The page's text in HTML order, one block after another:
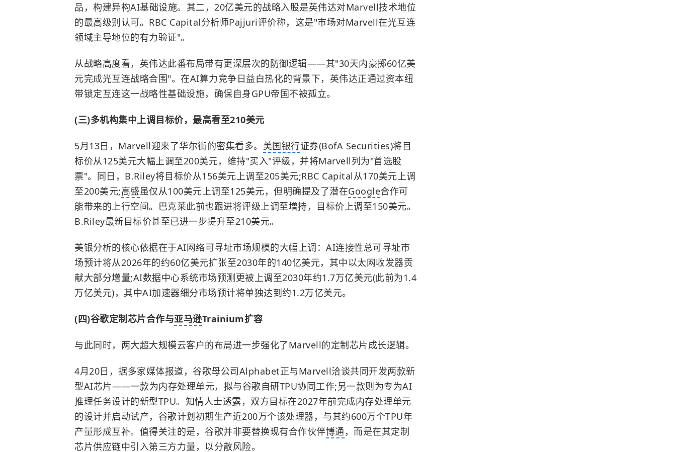
品，构建异构AI基础设施。其二，20亿美元的战略入股是英伟达对Marvell技术地位
的最高级别认可。RBC Capital分析师Pajjuri评价称，这是"市场对Marvell在光互连
领域主导地位的有力验证"。
从战略高度看，英伟达此番布局带有更深层次的防御逻辑——其"30天内豪掷60亿美
元完成光互连战略合围"。在AI算力竞争日益白热化的背景下，英伟达正通过资本纽
带锁定互连这一战略性基础设施，确保自身GPU帝国不被孤立。
(三)多机构集中上调目标价，最高看至210美元
5月13日，Marvell迎来了华尔街的密集看多。 美国银行证券(BofA Securities)将目
标价从125美元大幅上调至200美元，维持"买入"评级，并将Marvell列为"首选股
票"。同日，B.Riley将目标价从156美元上调至205美元;RBC Capital从170美元上调
至200美元;高盛虽仅从100美元上调至125美元，但明确提及了潜在Google合作可
能带来的上行空间。巴克莱此前也跟进将评级上调至增持，目标价上调至150美元。
B.Riley最新目标价甚至已进一步提升至210美元。
美银分析的核心依据在于AI网络可寻址市场规模的大幅上调：AI连接性总可寻址市
场预计将从2026年的约60亿美元扩张至2030年的140亿美元，其中以太网收发器贡
献大部分增量;AI数据中心系统市场预测更被上调至2030年约1.7万亿美元(此前为1.4
万亿美元)，其中AI加速器细分市场预计将单独达到约1.2万亿美元。
(四)谷歌定制芯片合作与亚马逊Trainium扩容
与此同时，两大超大规模云客户的布局进一步强化了Marvell的定制芯片成长逻辑。
4月20日，据多家媒体报道，谷歌母公司Alphabet正与Marvell洽谈共同开发两款新
型AI芯片——一款为内存处理单元，拟与谷歌自研TPU协同工作;另一款则为专为AI
推理任务设计的新型TPU。知情人士透露，双方目标在2027年前完成内存处理单元
的设计并启动试产，谷歌计划初期生产近200万个该处理器，与其约600万个TPU年
产量形成互补。值得关注的是，谷歌并非要替换现有合作伙伴博通 ，而是在其定制
芯片供应链中引入第三方力量，以分散风险。